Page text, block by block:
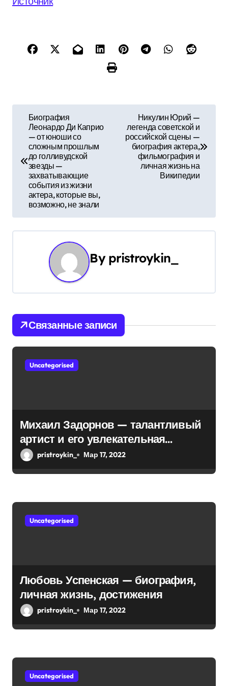
в
а
о
з
я
м
Биография
Леонардо Ди Каприо
— от юноши со
сложным прошлым
до голливудской
звезды —
захватывающие
события из жизни
актера, которые вы,
возможно, не знали
Никулин Юрий —
легенда советской и
российской сцены —
биография актера,
фильмография и
личная жизнь на
Википедии
By pristroykin_
Связанные записи
Uncategorised
Михаил Задорнов — талантливый
артист и его увлекательная
биография — выдающиеся
pristroykin_ Мар 17, 2022
Uncategorised
Любовь Успенская — биография,
личная жизнь, достижения
pristroykin_ Мар 17, 2022
Uncategorised